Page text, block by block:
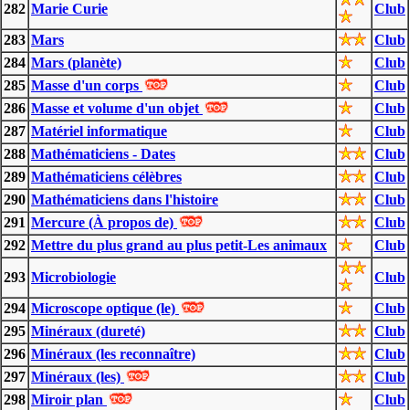
282 Marie Curie
Club
283 Mars
Club
284 Mars (planète)
Club
285 Masse d'un corps
Club
286 Masse et volume d'un objet
Club
287 Matériel informatique
Club
288 Mathématiciens - Dates
Club
289 Mathématiciens célèbres
Club
290 Mathématiciens dans l'histoire
Club
291 Mercure (À propos de)
Club
292 Mettre du plus grand au plus petit-Les animaux Club
293 Microbiologie
Club
294 Microscope optique (le)
Club
295 Minéraux (dureté)
Club
296 Minéraux (les reconnaître)
Club
297 Minéraux (les)
Club
298 Miroir plan
Club